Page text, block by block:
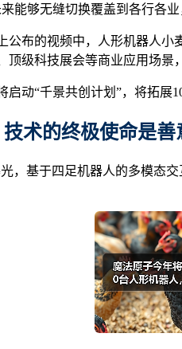
够无缝切换覆盖到各行各
布的视频中，人形机器人
级科技展会等商业应用场景
动“千景共创计划”，将拓展
技术的终极使命是善
，基于四足机器人的多模